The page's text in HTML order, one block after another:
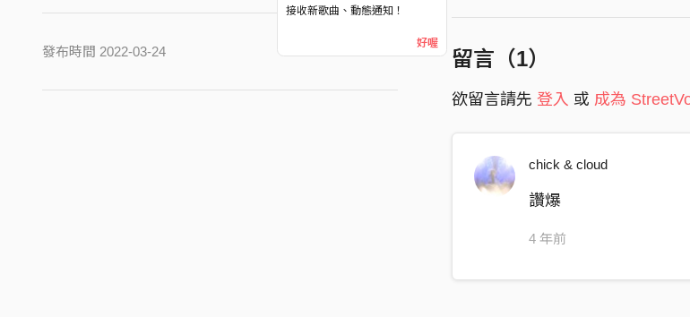
接收新歌曲、動態通知！
好喔
發布時間 2022-03-24
You’re now with me
Baby we don’t trust
You’re now with me
Can we work it out
留言（1）
欲留言請先 登入 或 成為
chick & cloud
讚爆
4 年前